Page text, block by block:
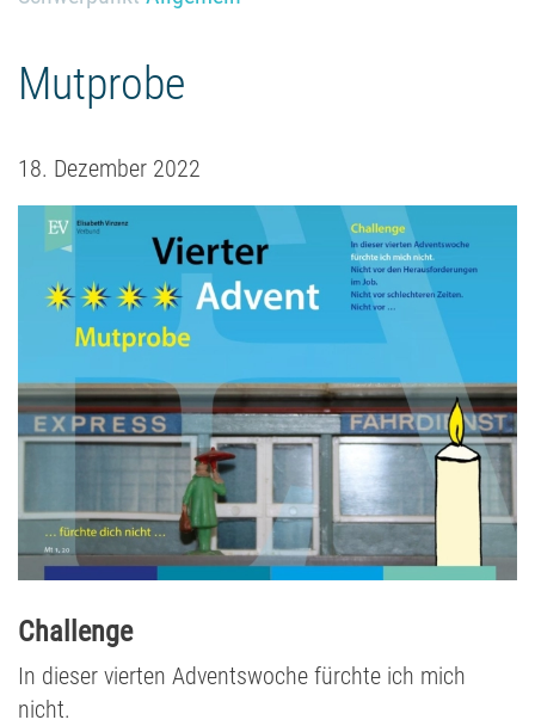
Mutprobe
18. Dezember 2022
Challenge
In dieser vierten Adventswoche fürchte ich mich
nicht.